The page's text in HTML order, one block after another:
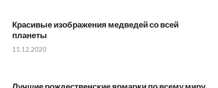
Красивые изображения медведей со всей
планеты
11.12.2020